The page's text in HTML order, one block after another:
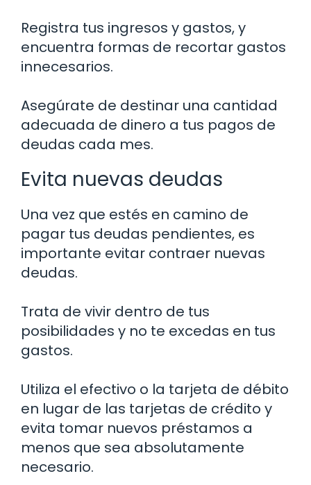
Registra tus ingresos y gastos, y
encuentra formas de recortar gastos
innecesarios.
Asegúrate de destinar una cantidad
adecuada de dinero a tus pagos de
deudas cada mes.
Evita nuevas deudas
Una vez que estés en camino de
pagar tus deudas pendientes, es
importante evitar contraer nuevas
deudas.
Trata de vivir dentro de tus
posibilidades y no te excedas en tus
gastos.
Utiliza el efectivo o la tarjeta de débito
en lugar de las tarjetas de crédito y
evita tomar nuevos préstamos a
menos que sea absolutamente
necesario.